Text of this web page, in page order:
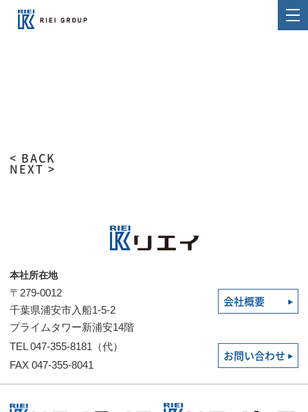
< BACK
NEXT >
本社所在地
〒279-0012
千葉県浦安市入船1-5-2
プライムタワー新浦安14階
会社概要
TEL 047-355-8181（代）
FAX 047-355-8041
お問い合わせ